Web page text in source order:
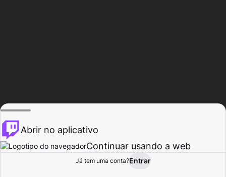
Procurar Atividade
Abrir no aplicativo
Continuar usando a web
Já tem uma conta?Entrar